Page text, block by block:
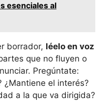
esenciales al
‍borrador, léelo en voz
que no fluyen o
Pregúntate:‍
‌¿Mantiene el interés?
a la que ​va dirigida?